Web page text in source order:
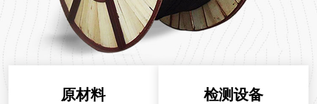
原材料 检测设备